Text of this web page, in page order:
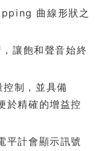
曲線形狀之
讓飽和聲音始終
制，並具備
於精確的增益控
計會顯示訊號